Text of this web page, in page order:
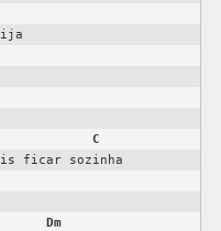
C
ficar sozinha
Dm